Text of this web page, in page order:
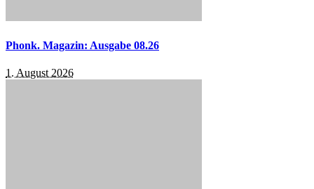
Phonk. Magazin: Ausgabe 08.26
1. August 2026